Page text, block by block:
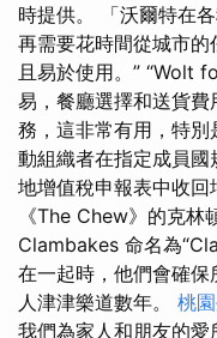
時提供。 「沃爾特在
再需要花時間從城市
且易於使用。” “Wolt
易，餐廳選擇和送貨
務，這非常有用，特
動組織者在指定成員
地增值稅申報表中收
《The Chew》的克
Clambakes 命名為
在一起時，他們會確
人津津樂道數年。 桃
我們為家人和朋友的愛